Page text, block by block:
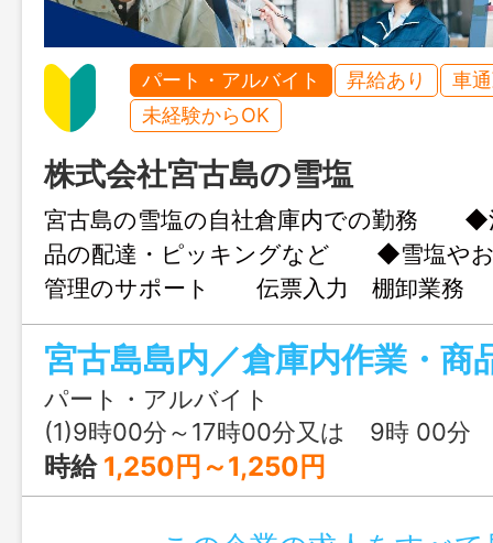
パート・アルバイト 昇給あり
車
未経験からOK
株式会社宮古島の雪塩
宮古島の雪塩の自社倉庫内での勤務 ◆
品の配達・ピッキングなど ◆雪塩やお
管理のサポート 伝票入力 棚卸業務
データ入力 取引先へ受発注 注文確
対応等 その他付随する業務 ※パソコ
方 ※荷物の
ろし、重い荷物の梱包も
毎の雇用契約です（更新回数に上限な
し） ＊業務
宮古島島内／倉庫内作業・商
パート・アルバイト
(1)9時00分～17時00分又は 9時 00分 ～ 18時
時給 1,250円～1,250円